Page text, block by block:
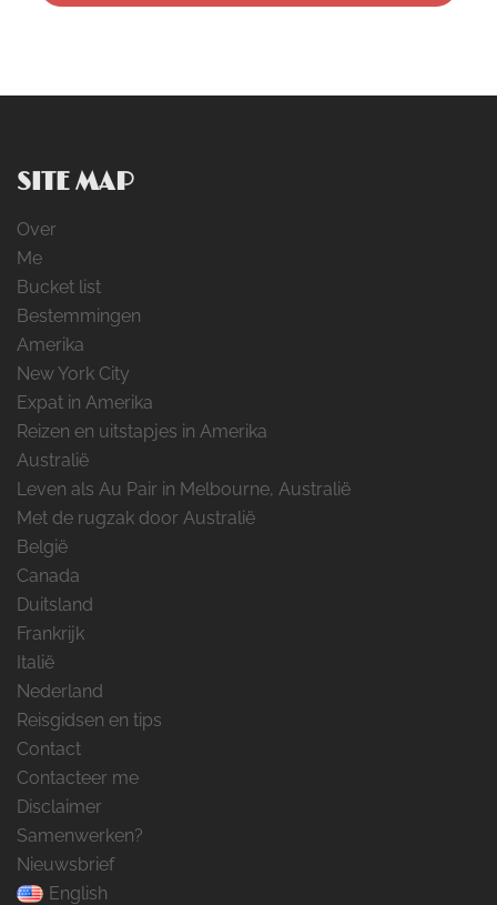
SITE MAP
Over
Me
Bucket list
Bestemmingen
Amerika
New York City
Expat in Amerika
Reizen en uitstapjes in Amerika
Australië
Leven als Au Pair in Melbourne, Australië
Met de rugzak door Australië
België
Canada
Duitsland
Frankrijk
Italië
Nederland
Reisgidsen en tips
Contact
Contacteer me
Disclaimer
Samenwerken?
Nieuwsbrief
English